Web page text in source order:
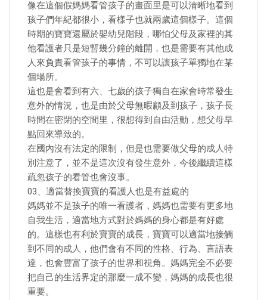
像在這個假媽媽看管孩子的畫面里是可以清晰地看到
孩子們年紀都很小，看樣子也就兩歲這個樣子。這個
時期的寶寶還屬於嬰幼兒階段，哪怕父母及家裡的其
他看護者只是短暫幾分鐘的離開，也是需要有其他成
人來負責看管孩子的事情，不可以讓孩子單獨地在某
個場所。
這也是會看到有六、七歲的孩子獨自在家會時常發生
意外的情況，也是由於父母無暇顧及到孩子，孩子長
時間在密閉的空間里，很想得到自由活動，想父母早
點回來導致的。
在國內沒有法定的限制，但是也需要做父母的成人特
別注意了，並不是這次沒有發生意外，今後繼續這樣
疏忽孩子的看管也會沒事。
03、適當替換寶寶的看護人也是有益處的
媽媽並不是孩子的唯一看護者，媽媽也需要有更多地
自我生活，適當地方式對於媽媽的身心都是有好處
的。這樣也有利於寶寶的成長，寶寶可以適當地接觸
到不同的成人，他們會有不同的性格、行為、言語表
達，也會豐富了孩子的世界和視角。媽媽完全不必要
把自己的生活界定的那麼一成不變，媽媽的成長也很
重要。